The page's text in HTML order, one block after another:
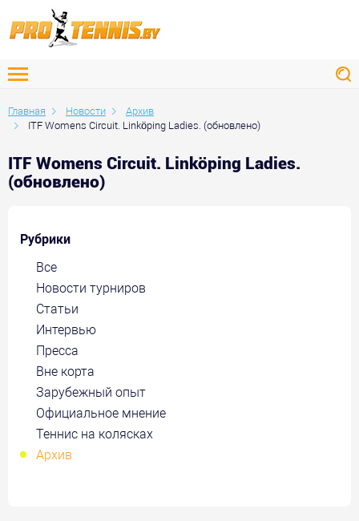
Главная Новости
Архив
ITF Womens Circuit. Linköping Ladies. (обновлено)
ITF Womens Circuit. Linköping Ladies.
(обновлено)
Рубрики
Все
Новости турниров
Статьи
Интервью
Пресса
Вне корта
Зарубежный опыт
Официальное мнение
Теннис на колясках
Архив